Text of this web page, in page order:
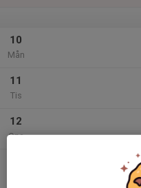
10
Mån
11
Tis
12
Ons